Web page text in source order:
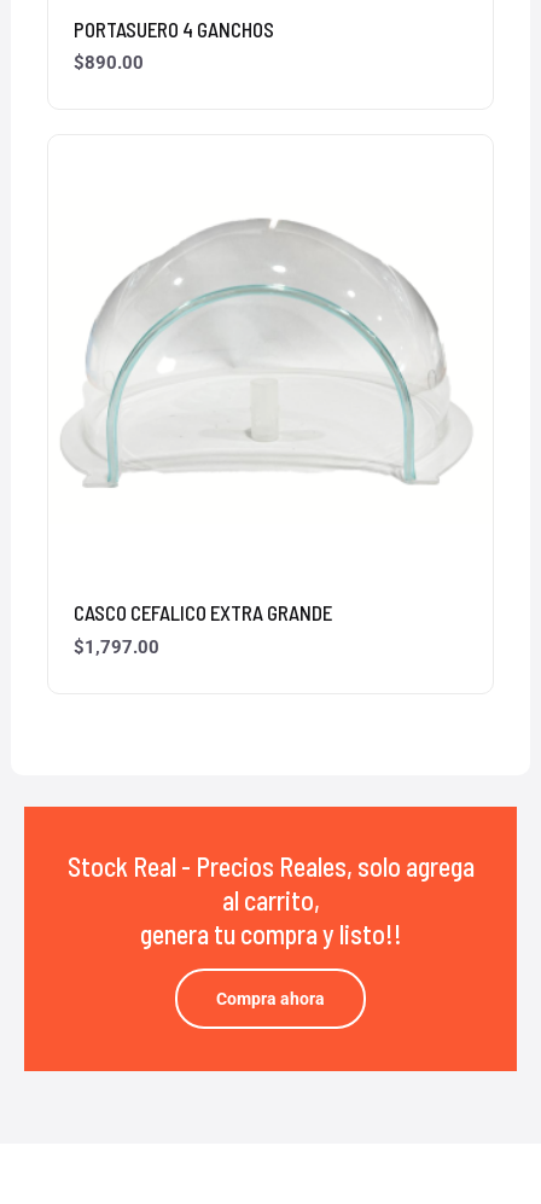
PORTASUERO 4 GANCHOS
$890.00
CASCO CEFALICO EXTRA GRANDE
$1,797.00
Stock Real - Precios Reales, solo agrega
al carrito,
genera tu compra y listo!!
Compra ahora